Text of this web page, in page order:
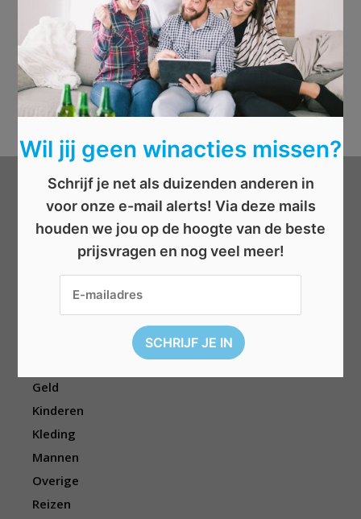
Categorieën
Cadeau
Dieren
Geld
Kinderen
Kleding
Mannen
Overige
Reizen
Wil jij geen winacties missen?
Schrijf je net als duizenden anderen in
voor onze e-mail alerts! Via deze mails
houden we jou op de hoogte van de beste
prijsvragen en nog veel meer!